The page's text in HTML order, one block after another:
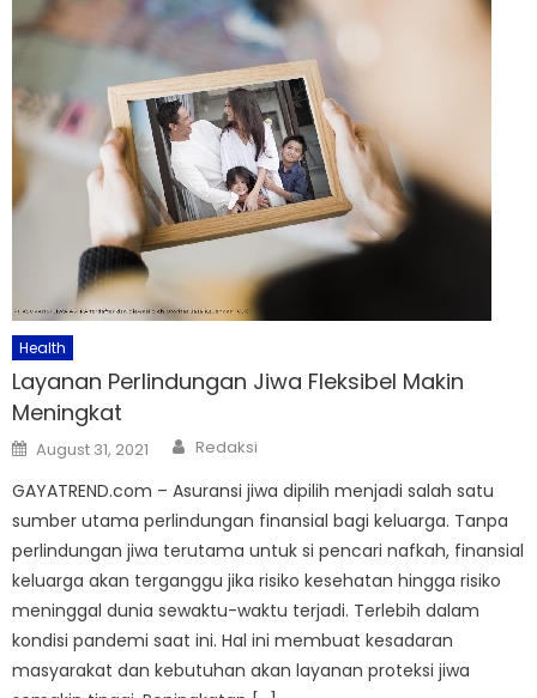
Health
Layanan Perlindungan Jiwa Fleksibel Makin
Meningkat
Posted
on
August 31, 2021 Author
Redaksi
GAYATREND.com – Asuransi jiwa dipilih menjadi salah satu
sumber utama perlindungan finansial bagi keluarga. Tanpa
perlindungan jiwa terutama untuk si pencari nafkah, finansial
keluarga akan terganggu jika risiko kesehatan hingga risiko
meninggal dunia sewaktu-waktu terjadi. Terlebih dalam
kondisi pandemi saat ini. Hal ini membuat kesadaran
masyarakat dan kebutuhan akan layanan proteksi jiwa